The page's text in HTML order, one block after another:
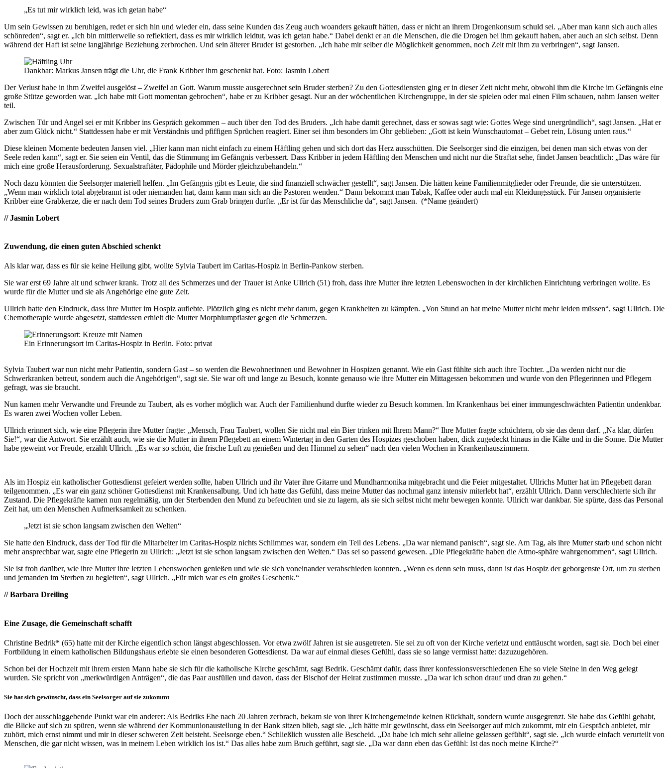
„Es tut mir wirklich leid, was ich getan habe“
Um sein Gewissen zu beruhigen, redet er sich hin und wieder ein, dass seine Kunden das Zeug auch woanders gekauft hätten, dass er nicht an ihrem Drogenkonsum schuld sei. „Aber man kann sich auch alles
schönreden“, sagt er. „Ich bin mittlerweile so reflektiert, dass es mir wirklich leidtut, was ich getan habe.“ Dabei denkt er an die Menschen, die die Drogen bei ihm gekauft haben, aber auch an sich selbst. Denn
während der Haft ist seine langjährige Beziehung zerbrochen. Und sein älterer Bruder ist gestorben. „Ich habe mir selber die Möglichkeit genommen, noch Zeit mit ihm zu verbringen“, sagt Jansen.
Dankbar: Markus Jansen trägt die Uhr, die Frank Kribber ihm geschenkt hat. Foto: Jasmin Lobert
Der Verlust habe in ihm Zweifel ausgelöst – Zweifel an Gott. Warum musste ausgerechnet sein Bruder sterben? Zu den Gottesdiensten ging er in dieser Zeit nicht mehr, obwohl ihm die Kirche im Gefängnis eine
große Stütze geworden war. „Ich habe mit Gott momentan gebrochen“, habe er zu Kribber gesagt. Nur an der wöchentlichen Kirchengruppe, in der sie spielen oder mal einen Film schauen, nahm Jansen weiter
teil.
Zwischen Tür und Angel sei er mit Kribber ins Gespräch gekommen – auch über den Tod des Bruders. „Ich habe damit gerechnet, dass er sowas sagt wie: Gottes Wege sind unergründlich“, sagt Jansen. „Hat er
aber zum Glück nicht.“ Stattdessen habe er mit Verständnis und pfiffigen Sprüchen reagiert. Einer sei ihm besonders im Ohr geblieben: „Gott ist kein Wunschautomat – Gebet rein, Lösung unten raus.“
Diese kleinen Momente bedeuten Jansen viel. „Hier kann man nicht einfach zu einem Häftling gehen und sich dort das Herz ausschütten. Die Seelsorger sind die einzigen, bei denen man sich etwas von der
Seele reden kann“, sagt er. Sie seien ein Ventil, das die Stimmung im Gefängnis verbessert. Dass Kribber in jedem Häftling den Menschen und nicht nur die Straftat sehe, findet Jansen beachtlich: „Das wäre für
mich eine große Herausforderung. Sexualstraftäter, Pädophile und Mörder gleichzubehandeln.“
Noch dazu könnten die Seelsorger materiell helfen. „Im Gefängnis gibt es Leute, die sind finanziell schwächer gestellt“, sagt Jansen. Die hätten keine Familienmitglieder oder Freunde, die sie unterstützen.
„Wenn man wirklich total abgebrannt ist oder niemanden hat, dann kann man sich an die Pastoren wenden.“ Dann bekommt man Tabak, Kaffee oder auch mal ein Kleidungsstück. Für Jansen organisierte
Kribber eine Grabkerze, die er nach dem Tod seines Bruders zum Grab bringen durfte. „Er ist für das Menschliche da“, sagt Jansen. (*Name geändert)
// Jasmin Lobert
Zuwendung, die einen guten Abschied schenkt
Als klar war, dass es für sie keine Heilung gibt, wollte Sylvia Taubert im Caritas-Hospiz in Berlin-Pankow sterben.
Sie war erst 69 Jahre alt und schwer krank. Trotz all des Schmerzes und der Trauer ist Anke Ullrich (51) froh, dass ihre Mutter ihre letzten Lebenswochen in der kirchlichen Einrichtung verbringen wollte. Es
wurde für die Mutter und sie als Angehörige eine gute Zeit.
Ullrich hatte den Eindruck, dass ihre Mutter im Hospiz auflebte. Plötzlich ging es nicht mehr darum, gegen Krankheiten zu kämpfen. „Von Stund an hat meine Mutter nicht mehr leiden müssen“, sagt Ullrich. Die
Chemotherapie wurde abgesetzt, stattdessen erhielt die Mutter Morphiumpflaster gegen die Schmerzen.
Ein Erinnerungsort im Caritas-Hospiz in Berlin. Foto: privat
Sylvia Taubert war nun nicht mehr Patientin, sondern Gast – so werden die Bewohnerinnen und Bewohner in Hospizen genannt. Wie ein Gast fühlte sich auch ihre Tochter. „Da werden nicht nur die
Schwerkranken betreut, sondern auch die Angehörigen“, sagt sie. Sie war oft und lange zu Besuch, konnte genauso wie ihre Mutter ein Mittagessen bekommen und wurde von den Pflegerinnen und Pflegern
gefragt, was sie braucht.
Nun kamen mehr Verwandte und Freunde zu Taubert, als es vorher möglich war. Auch der Familienhund durfte wieder zu Besuch kommen. Im Krankenhaus bei einer immungeschwächten Patientin undenkbar.
Es waren zwei Wochen voller Leben.
Ullrich erinnert sich, wie eine Pflegerin ihre Mutter fragte: „Mensch, Frau Taubert, wollen Sie nicht mal ein Bier trinken mit Ihrem Mann?“ Ihre Mutter fragte schüchtern, ob sie das denn darf. „Na klar, dürfen
Sie!“, war die Antwort. Sie erzählt auch, wie sie die Mutter in ihrem Pflegebett an einem Wintertag in den Garten des Hospizes geschoben haben, dick zugedeckt hinaus in die Kälte und in die Sonne. Die Mutter
habe geweint vor Freude, erzählt Ullrich. „Es war so schön, die frische Luft zu genießen und den Himmel zu sehen“ nach den vielen Wochen in Krankenhauszimmern.
Als im Hospiz ein katholischer Gottesdienst gefeiert werden sollte, haben Ullrich und ihr Vater ihre Gitarre und Mundharmonika mitgebracht und die Feier mitgestaltet. Ullrichs Mutter hat im Pflegebett daran
teilgenommen. „Es war ein ganz schöner Gottesdienst mit Krankensalbung. Und ich hatte das Gefühl, dass meine Mutter das nochmal ganz intensiv miterlebt hat“, erzählt Ullrich. Dann verschlechterte sich ihr
Zustand. Die Pflegekräfte kamen nun regelmäßig, um der Sterbenden den Mund zu befeuchten und sie zu lagern, als sie sich selbst nicht mehr bewegen konnte. Ullrich war dankbar. Sie spürte, dass das Personal
Zeit hat, um den Menschen Aufmerksamkeit zu schenken.
„Jetzt ist sie schon langsam zwischen den Welten“
Sie hatte den Eindruck, dass der Tod für die Mitarbeiter im Caritas-Hospiz nichts Schlimmes war, sondern ein Teil des Lebens. „Da war niemand panisch“, sagt sie. Am Tag, als ihre Mutter starb und schon nicht
mehr ansprechbar war, sagte eine Pflegerin zu Ullrich: „Jetzt ist sie schon langsam zwischen den Welten.“ Das sei so passend gewesen. „Die Pflegekräfte haben die Atmo-sphäre wahrgenommen“, sagt Ullrich.
Sie ist froh darüber, wie ihre Mutter ihre letzten Lebenswochen genießen und wie sie sich voneinander verabschieden konnten. „Wenn es denn sein muss, dann ist das Hospiz der geborgenste Ort, um zu sterben
und jemanden im Sterben zu begleiten“, sagt Ullrich. „Für mich war es ein großes Geschenk.“
// Barbara Dreiling
Eine Zusage, die Gemeinschaft schafft
Christine Bedrik* (65) hatte mit der Kirche eigentlich schon längst abgeschlossen. Vor etwa zwölf Jahren ist sie ausgetreten. Sie sei zu oft von der Kirche verletzt und enttäuscht worden, sagt sie. Doch bei einer
Fortbildung in einem katholischen Bildungshaus erlebte sie einen besonderen Gottesdienst. Da war auf einmal dieses Gefühl, dass sie so lange vermisst hatte: dazuzugehören.
Schon bei der Hochzeit mit ihrem ersten Mann habe sie sich für die katholische Kirche geschämt, sagt Bedrik. Geschämt dafür, dass ihrer konfessionsverschiedenen Ehe so viele Steine in den Weg gelegt
wurden. Sie spricht von „merkwürdigen Anträgen“, die das Paar ausfüllen und davon, dass der Bischof der Heirat zustimmen musste. „Da war ich schon drauf und dran zu gehen.“
Sie hat sich gewünscht, dass ein Seelsorger auf sie zukommt
Doch der ausschlaggebende Punkt war ein anderer: Als Bedriks Ehe nach 20 Jahren zerbrach, bekam sie von ihrer Kirchengemeinde keinen Rückhalt, sondern wurde ausgegrenzt. Sie habe das Gefühl gehabt,
die Blicke auf sich zu spüren, wenn sie während der Kommunionausteilung in der Bank sitzen blieb, sagt sie. „Ich hätte mir gewünscht, dass ein Seelsorger auf mich zukommt, mir ein Gespräch anbietet, mir
zuhört, mich ernst nimmt und mir in dieser schweren Zeit beisteht. Seelsorge eben.“ Schließlich wussten alle Bescheid. „Da habe ich mich sehr alleine gelassen gefühlt“, sagt sie. „Ich wurde einfach verurteilt von
Menschen, die gar nicht wissen, was in meinem Leben wirklich los ist.“ Das alles habe zum Bruch geführt, sagt sie. „Da war dann eben das Gefühl: Ist das noch meine Kirche?“